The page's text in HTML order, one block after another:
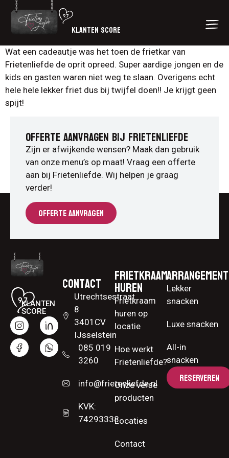
KLANTEN SCORE
Wat een cadeautje was het toen de frietkar van
Frietenliefde de oprit opreed. Super aardige jongen en de
kids en gasten waren niet weg te slaan. Overigens echt
hele hele lekker friet dus bij twijfel doen!! Je krijgt geen
spijt!
OFFERTE AANVRAGEN BIJ FRIETENLIEFDE
Zijn er afwijkende wensen? Maak dan gebruik
van onze menu’s op maat! Vraag een offerte
aan bij Frietenliefde. Wij helpen je graag
verder!
OFFERTE AANVRAGEN
KLANTEN
SCORE
Contact
Utrechtsestraat
8
3401CV
IJsselstein
085 019
3260
info@frietenliefde.nl
KVK:
74293338
Frietkraam
huren
Frietkraam
huren op
locatie
Hoe werkt
Frietenliefde?
Onze verse
producten
Locaties
Contact
Lekker
snacken
Luxe snacken
All-in
snacken
RESERVEREN